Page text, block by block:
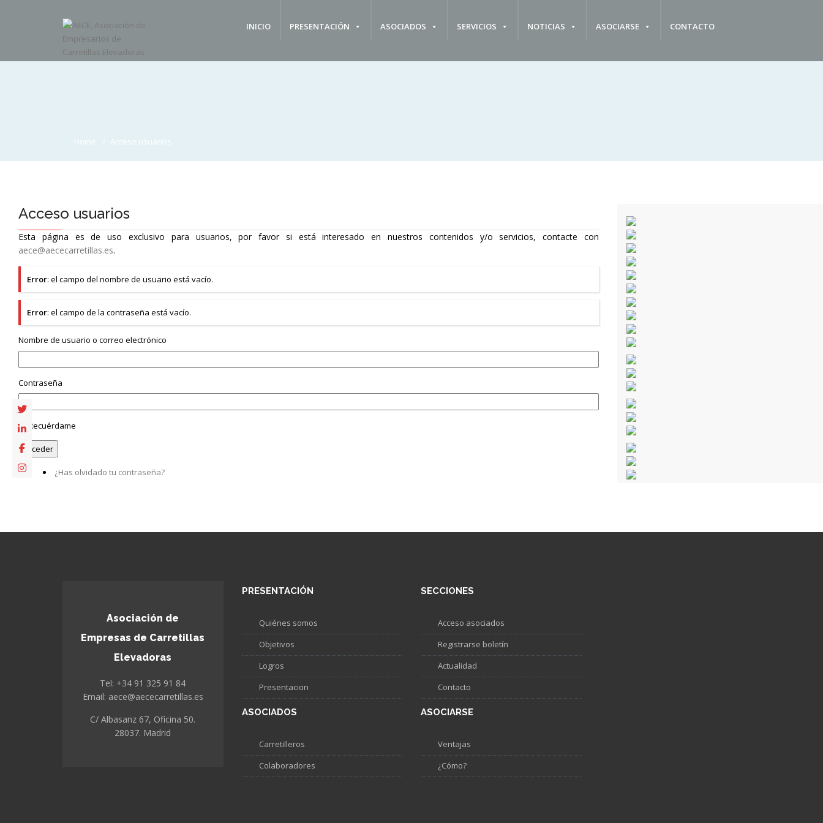
INICIO PRESENTACIÓN ASOCIADOS SERVICIOS NOTICIAS ASOCIARSE CONTACTO
Home Acceso usuarios
Acceso usuarios
Esta página es de uso exclusivo para usuarios, por favor si está interesado en nuestros contenidos y/o servicios, contacte con
aece@aececarretillas.es.
Error: el campo del nombre de usuario está vacío.
Error: el campo de la contraseña está vacío.
Nombre de usuario o correo electrónico
Contraseña
Recuérdame
¿Has olvidado tu contraseña?
Asociación de
Empresas de Carretillas
Elevadoras
Tel: +34 91 325 91 84
Email: aece@aececarretillas.es
C/ Albasanz 67, Oficina 50.
28037. Madrid
PRESENTACIÓN
Quiénes somos
Objetivos
Logros
Presentacion
ASOCIADOS
Carretilleros
Colaboradores
SECCIONES
Acceso asociados
Registrarse boletín
Actualidad
Contacto
ASOCIARSE
Ventajas
¿Cómo?